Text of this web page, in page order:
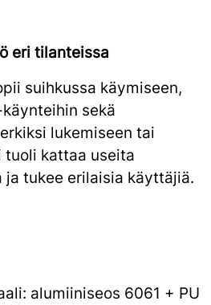
eri tilanteissa
suihkussa käymiseen,
sekä
lukemiseen tai
kattaa useita
tukee erilaisia käyttäjiä.
alumiiniseos 6061 + PU